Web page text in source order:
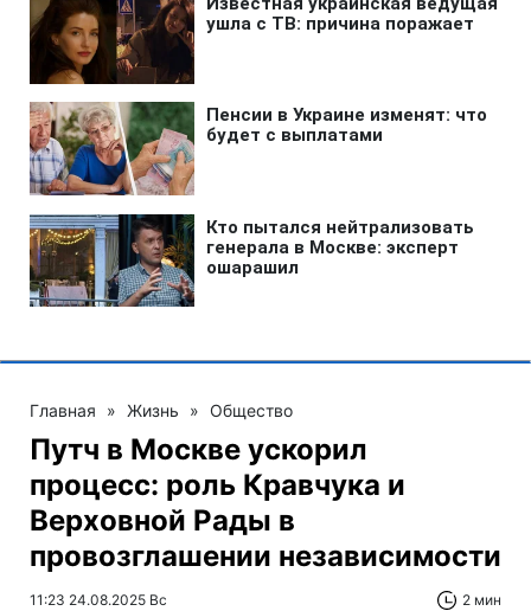
Главная » Жизнь » Общество
Путч в Москве ускорил
процесс: роль Кравчука и
Верховной Рады в
провозглашении независимости
11:23 24.08.2025 Вс 2 мин